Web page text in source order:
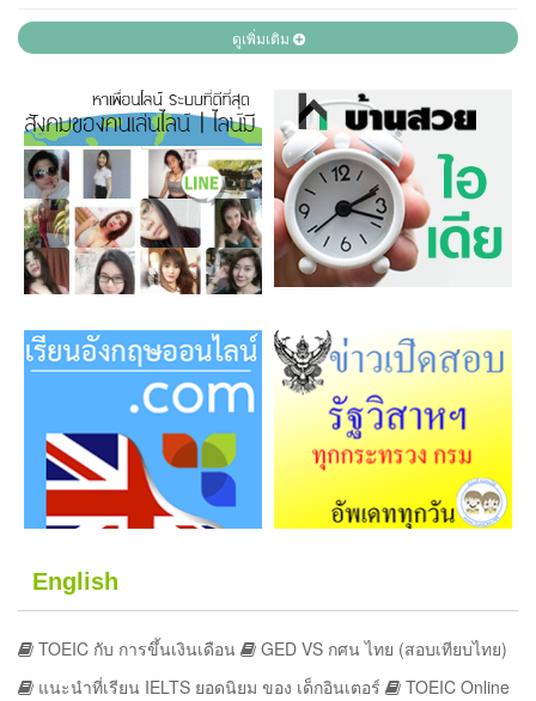
ดูเพิ่มเติม
English
TOEIC กับ การขึ้นเงินเดือน
GED VS กศน ไทย (สอบเทียบไทย)
แนะนำที่เรียน IELTS ยอดนิยม ของ เด็กอินเตอร์
TOEIC Online